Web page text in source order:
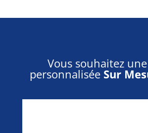
Vous souhaitez
personnalisée Sur